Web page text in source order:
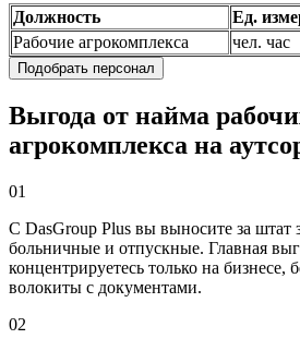
Должность Ед.
Рабочие агрокомплекса
чел. час
Подобрать персонал
Выгода от найма
агрокомплекса на
01
С DasGroup Plus вы выносите за штат
больничные и отпускные. Главная
концентрируетесь только на бизнесе,
волокиты с документами.
02